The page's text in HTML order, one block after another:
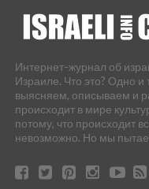
Интернет-журнал об
Израиле. Что это? Одно
выясняем, описываем и
происходит в мире
потому, что происходит
невозможно. Но мы